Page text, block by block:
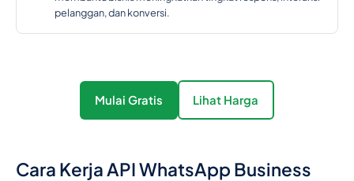
pelanggan, dan konversi.
Mulai Gratis Lihat Harga
Cara Kerja API WhatsApp Business